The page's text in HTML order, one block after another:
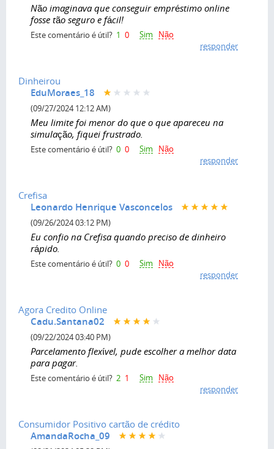
Não imaginava que conseguir empréstimo online
fosse tão seguro e fácil!
Este comentário é útil? 1 0 Sim
Não
responder
Dinheirou
EduMoraes_18
(09/27/2024 12:12 AM)
Meu limite foi menor do que o que apareceu na
simulação, fiquei frustrado.
Este comentário é útil? 0 0 Sim
Não
responder
Crefisa
Leonardo Henrique Vasconcelos
(09/26/2024 03:12 PM)
Eu confio na Crefisa quando preciso de dinheiro
rápido.
Este comentário é útil? 0 0 Sim
Não
responder
Agora Credito Online
Cadu.Santana02
(09/22/2024 03:40 PM)
Parcelamento flexível, pude escolher a melhor data
para pagar.
Este comentário é útil? 2 1 Sim
Não
responder
Consumidor Positivo cartão de crédito
AmandaRocha_09